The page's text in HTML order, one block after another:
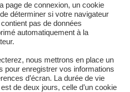
page de connexion, un cookie
déterminer si votre navigateur
pas de données
automatiquement à la
nous mettrons en place un
pour enregistrer vos informations
d’écran. La durée de vie
de deux jours, celle d’un cookie